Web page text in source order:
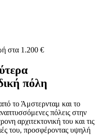
στα 1.200 €
πόλη
το Άμστερνταμ και το
πόλεις στην
αρχιτεκτονική του και τις
του, προσφέροντας υψηλή